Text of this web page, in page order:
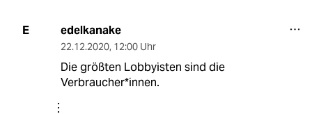
E edelkanake
22.12.2020, 12:00 Uhr
Die größten Lobbyisten sind die
Verbraucher*innen.